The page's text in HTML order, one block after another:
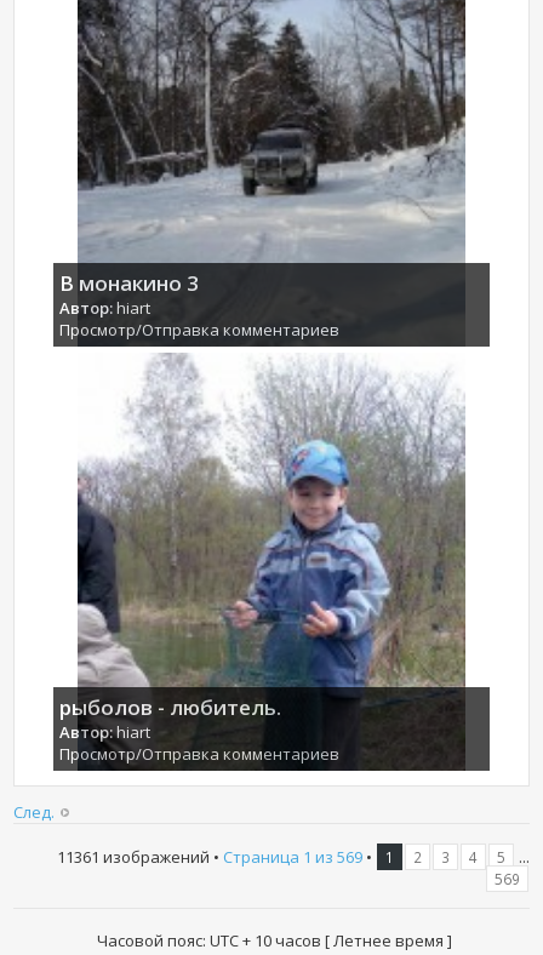
В монакино 3
Автор:hiart
Просмотр/Отправка комментариев
рыболов - любитель.
Автор:hiart
Просмотр/Отправка комментариев
След.
11361 изображений • Страница 1 из 569• 1 2 3 4 5 ...
569
Часовой пояс: UTC + 10 часов [ Летнее время ]